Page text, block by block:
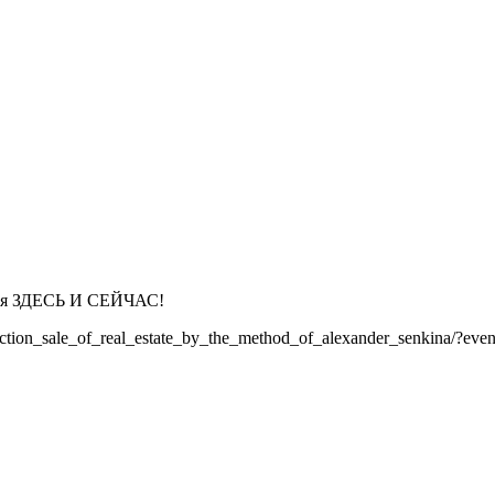
ЗДЕСЬ И СЕЙЧАС!